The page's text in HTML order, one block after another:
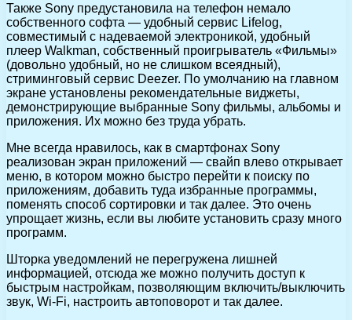
Также Sony предустановила на телефон немало
собственного софта — удобный сервис Lifelog,
совместимый с надеваемой электроникой, удобный
плеер Walkman, собственный проигрыватель «Фильмы»
(довольно удобный, но не слишком всеядный),
стриминговый сервис Deezer. По умолчанию на главном
экране установлены рекомендательные виджеты,
демонстрирующие выбранные Sony фильмы, альбомы и
приложения. Их можно без труда убрать.
Мне всегда нравилось, как в смартфонах Sony
реализован экран приложений — свайп влево открывает
меню, в котором можно быстро перейти к поиску по
приложениям, добавить туда избранные программы,
поменять способ сортировки и так далее. Это очень
упрощает жизнь, если вы любите установить сразу много
программ.
Шторка уведомлений не перегружена лишней
информацией, отсюда же можно получить доступ к
быстрым настройкам, позволяющим включить/выключить
звук, Wi-Fi, настроить автоповорот и так далее.